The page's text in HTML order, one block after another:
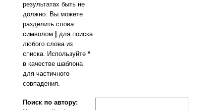
результатах быть не
должно. Вы можете
разделить слова
символом
для поиска
любого слова из
списка. Используйте*
в качестве шаблона
для частичного
совпадения.
Поиск по автору: